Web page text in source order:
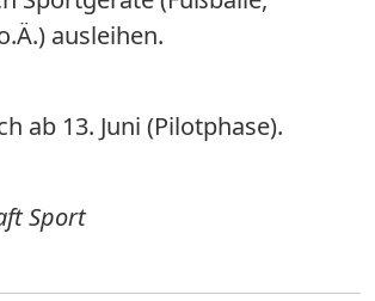
ausleihen.
ab 13. Juni (Pilotphase).
Sport